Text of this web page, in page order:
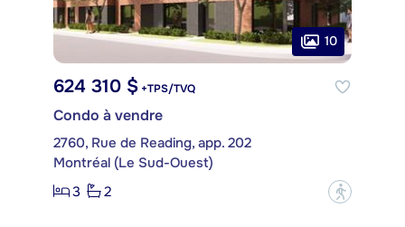
10
624 310 $ +TPS/TVQ
Condo à vendre
2760, Rue de Reading, app. 202
Montréal (Le Sud-Ouest)
3
2 ?